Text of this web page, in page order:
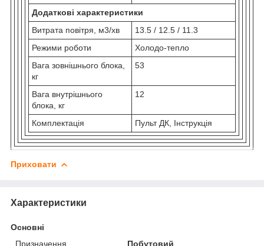
Додаткові характеристики
Витрата повітря, м3/хв
13.5 / 12.5 / 11.3
Режими роботи
Холодо-тепло
Вага зовнішнього блока,
кг
53
Вага внутрішнього
блока, кг
12
Комплектація Пульт ДК, Інструкція
Приховати
Характеристики
Основні
Призначення
Побутовий